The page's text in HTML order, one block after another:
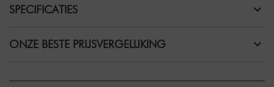
SPECIFICATIES
ONZE BESTE PRIJSVERGELIJKING